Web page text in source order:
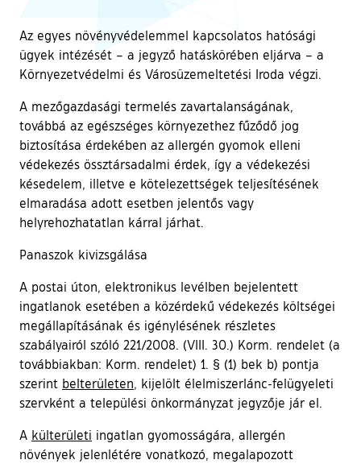
Az egyes növényvédelemmel kapcsolatos hatósági
ügyek intézését – a jegyző hatáskörében eljárva – a
Környezetvédelmi és Városüzemeltetési Iroda végzi.
A mezőgazdasági termelés zavartalanságának,
továbbá az egészséges környezethez fűződő jog
biztosítása érdekében az allergén gyomok elleni
védekezés össztársadalmi érdek, így a védekezési
késedelem, illetve e kötelezettségek teljesítésének
elmaradása adott esetben jelentős vagy
helyrehozhatatlan kárral járhat.
Panaszok kivizsgálása
A postai úton, elektronikus levélben bejelentett
ingatlanok esetében a közérdekű védekezés költségei
megállapításának és igénylésének részletes
szabályairól szóló 221/2008. (VIII. 30.) Korm. rendelet (a
továbbiakban: Korm. rendelet) 1. § (1) bek b) pontja
szerint belterületen, kijelölt élelmiszerlánc-felügyeleti
szervként a települési önkormányzat jegyzője jár el.
A külterületi ingatlan gyomosságára, allergén
növények jelenlétére vonatkozó, megalapozott